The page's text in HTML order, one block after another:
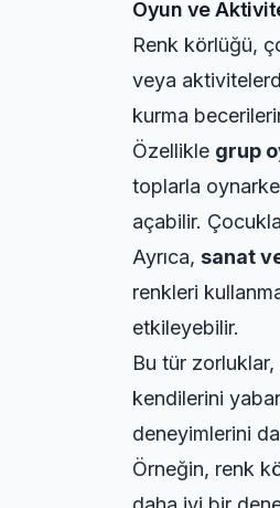
Oyun ve
Renk körlüğü,
veya
kurma
Özellikle grup
toplarla
açabilir.
Ayrıca, sanat
renkleri
etkileyebilir.
Bu tür zorluklar,
kendilerini
deneyimlerini
Örneğin, renk